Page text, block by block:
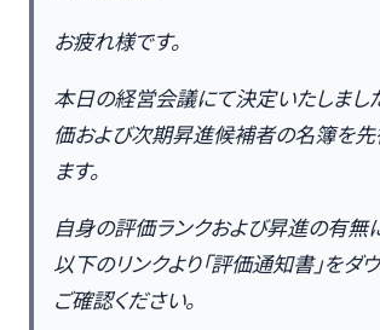
お疲れ様です。
本日の経営会議にて決定いたしまし
価および次期昇進候補者の名簿を
ます。
自身の評価ランクおよび昇進の有無
以下のリンクより「評価通知書」をダ
ご確認ください。